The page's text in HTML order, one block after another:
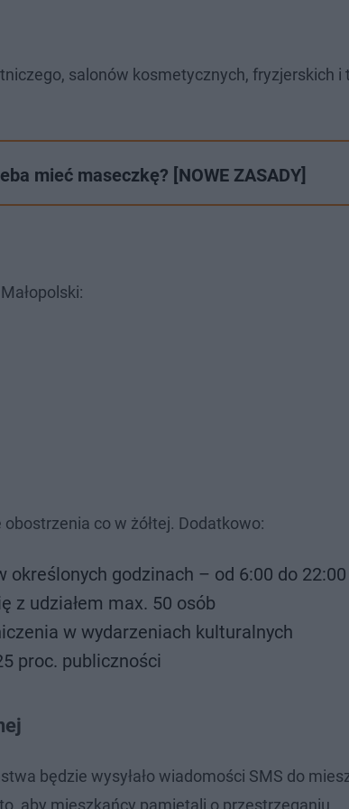
salonów kosmetycznych, fryzjerskich i
mieć maseczkę? [NOWE ZASADY]
co w żółtej. Dodatkowo:
godzinach – od 6:00 do 22:00
z udziałem max. 50 osób
w wydarzeniach kulturalnych
proc. publiczności
będzie wysyłało wiadomości SMS do
aby mieszkańcy pamiętali o przestrzeganiu